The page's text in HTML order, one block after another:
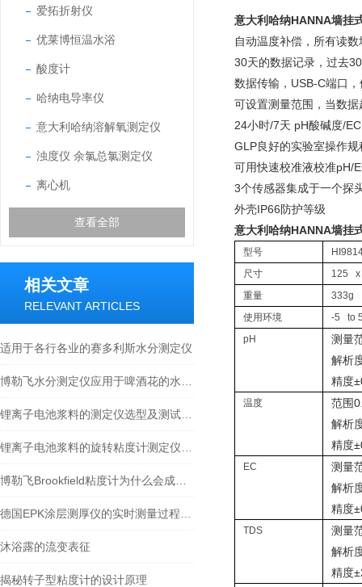
爱拓折射仪
优莱博恒温水浴
酸度计
哈纳电导率仪
意大利哈纳溶解氧测定仪
浊度仪 余氯总氯测定仪
离心机
查看全部
相关文章
RELEVANT ARTICLES
适用于各行各业的赛多利斯水分测定仪
沐浴露的流变表征
揭秘转子型粘度计的设计原理
意大利哈纳HANNA墙挂
自动温度补偿，所有读
30天的数据记录，过去
数据传输，USB-C端口
可设置测量范围，当数
24小时/7天 pH酸碱度/
GLP良好的实验室操作规
可用快速校准液校准pH/
3个传感器集成于一个探
外壳IP66防护等级
意大利哈纳HANNA墙挂
型号
尺寸
125 x
重量
333g
使用环境
-5 to
pH
测量
解析
精度
温度
范围
解析
精度
EC
测量
解析
精度
TDS
测量
解析
精度